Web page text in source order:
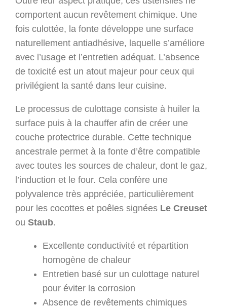
comportent aucun revêtement chimique. Une
fois culottée, la fonte développe une surface
naturellement antiadhésive, laquelle s’améliore
avec l’usage et l’entretien adéquat. L’absence
de toxicité est un atout majeur pour ceux qui
privilégient la santé dans leur cuisine.
Le processus de culottage consiste à huiler la
surface puis à la chauffer afin de créer une
couche protectrice durable. Cette technique
ancestrale permet à la fonte d’être compatible
avec toutes les sources de chaleur, dont le gaz,
l’induction et le four. Cela confère une
polyvalence très appréciée, particulièrement
pour les cocottes et poêles signées Le Creuset
ou Staub.
Excellente conductivité et répartition
homogène de chaleur
Entretien basé sur un culottage naturel
pour éviter la corrosion
Absence de revêtements chimiques